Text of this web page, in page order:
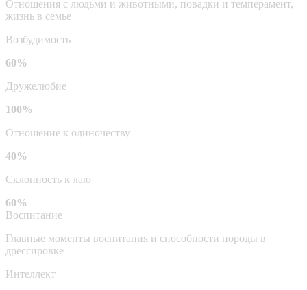
Отношения с людьми и животными, повадки и темперамент,
жизнь в семье
Возбудимость
60%
Дружелюбие
100%
Отношение к одиночеству
40%
Склонность к лаю
60%
Воспитание
Главные моменты воспитания и способности породы в
дрессировке
Интеллект